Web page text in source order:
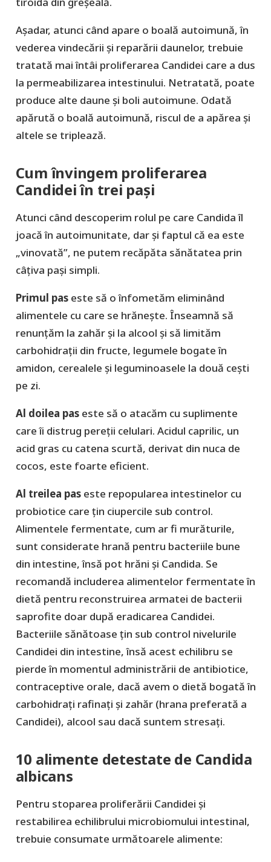
Așadar, atunci când apare o boală autoimună, în
vederea vindecării și reparării daunelor, trebuie
tratată mai întâi proliferarea Candidei care a dus
la permeabilizarea intestinului. Netratată, poate
produce alte daune și boli autoimune. Odată
apărută o boală autoimună, riscul de a apărea și
altele se triplează.
Cum învingem proliferarea
Candidei în trei pași
Atunci când descoperim rolul pe care Candida îl
joacă în autoimunitate, dar și faptul că ea este
„vinovată”, ne putem recăpăta sănătatea prin
câțiva pași simpli.
Primul pas este să o înfometăm eliminând
alimentele cu care se hrănește. Înseamnă să
renunțăm la zahăr și la alcool și să limităm
carbohidrații din fructe, legumele bogate în
amidon, cerealele și leguminoasele la două cești
pe zi.
Al doilea pas este să o atacăm cu suplimente
care îi distrug pereții celulari. Acidul caprilic, un
acid gras cu catena scurtă, derivat din nuca de
cocos, este foarte eficient.
Al treilea pas este repopularea intestinelor cu
probiotice care țin ciupercile sub control.
Alimentele fermentate, cum ar fi murăturile,
sunt considerate hrană pentru bacteriile bune
din intestine, însă pot hrăni și Candida. Se
recomandă includerea alimentelor fermentate în
dietă pentru reconstruirea armatei de bacterii
saprofite doar după eradicarea Candidei.
Bacteriile sănătoase țin sub control nivelurile
Candidei din intestine, însă acest echilibru se
pierde în momentul administrării de antibiotice,
contraceptive orale, dacă avem o dietă bogată în
carbohidrați rafinați și zahăr (hrana preferată a
Candidei), alcool sau dacă suntem stresați.
10 alimente detestate de Candida
albicans
Pentru stoparea proliferării Candidei și
restabilirea echilibrului microbiomului intestinal,
trebuie consumate următoarele alimente: